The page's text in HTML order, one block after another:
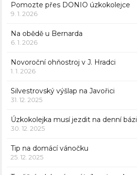
Pomozte přes DONIO úzkokolejce
9. 1. 2026
Na obědě u Bernarda
6. 1. 2026
Novoroční ohňostroj v J. Hradci
1. 1. 2026
Silvestrovský výšlap na Javořici
31. 12. 2025
Úzkokolejka musí jezdit na denní bázi
30. 12. 2025
Tip na domácí vánočku
25. 12. 2025